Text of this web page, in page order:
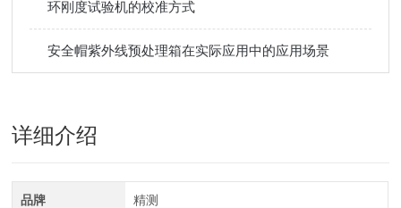
环刚度试验机的校准方式
安全帽紫外线预处理箱在实际应用中的应用场景
详细介绍
品牌 精测